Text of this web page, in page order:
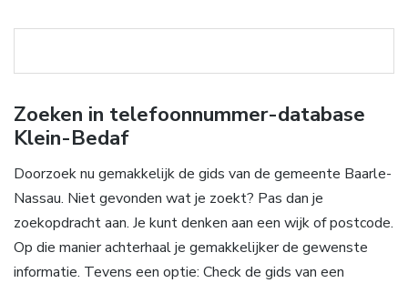
Zoeken in telefoonnummer-database
Klein-Bedaf
Doorzoek nu gemakkelijk de gids van de gemeente Baarle-
Nassau. Niet gevonden wat je zoekt? Pas dan je
zoekopdracht aan. Je kunt denken aan een wijk of postcode.
Op die manier achterhaal je gemakkelijker de gewenste
informatie. Tevens een optie: Check de gids van een